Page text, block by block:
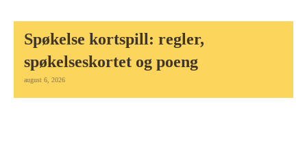
Spøkelse kortspill: regler,
spøkelseskortet og poeng
august 6, 2026